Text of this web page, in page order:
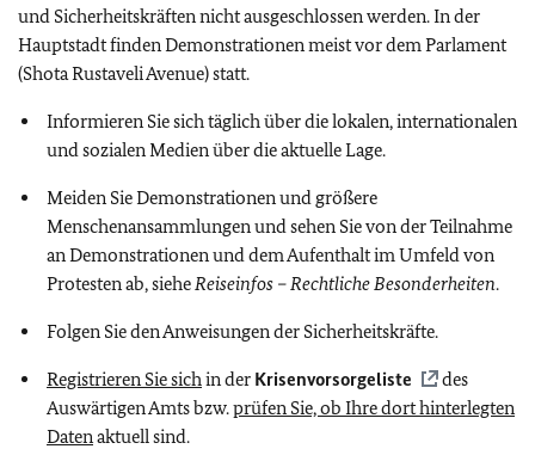
und Sicherheitskräften nicht ausgeschlossen werden. In der
Hauptstadt finden Demonstrationen meist vor dem Parlament
(Shota Rustaveli Avenue) statt.
Informieren Sie sich täglich über die lokalen, internationalen
und sozialen Medien über die aktuelle Lage.
Meiden Sie Demonstrationen und größere
Menschenansammlungen und sehen Sie von der Teilnahme
an Demonstrationen und dem Aufenthalt im Umfeld von
Protesten ab, sieheReiseinfos – Rechtliche Besonderheiten.
Folgen Sie den Anweisungen der Sicherheitskräfte.
Registrieren Sie sichin der Krisenvorsorgeliste
des
Auswärtigen Amts bzw.prüfen Sie, ob Ihre dort hinterlegten
Datenaktuell sind.